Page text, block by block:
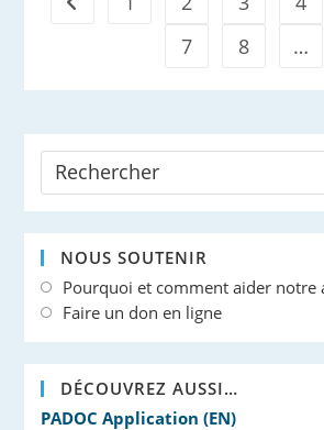
7
8 …
NOUS SOUTENIR
Pourquoi et comment aider notre
Faire un don en ligne
DÉCOUVREZ AUSSI…
PADOC Application (EN)